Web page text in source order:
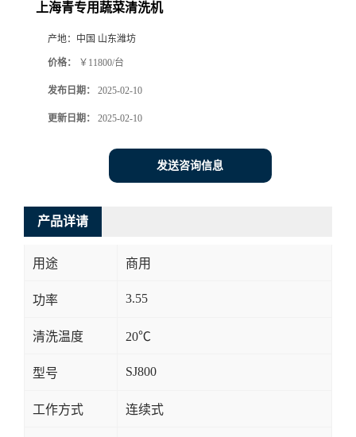
上海青专用蔬菜清洗机
产地： 中国 山东潍坊
价格： ￥11800/台
发布日期： 2025-02-10
更新日期： 2025-02-10
发送咨询信息
产品详请
用途 商用
功率 3.55
清洗温度 20℃
型号 SJ800
工作方式 连续式